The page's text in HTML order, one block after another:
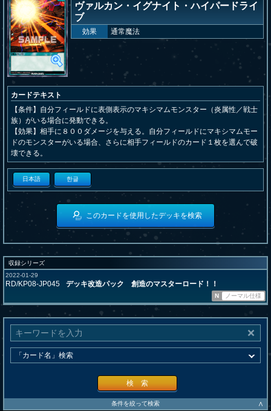
ヴァルカン・イグナイト・ハイパードライ
ブ
効果 通常魔法
カードテキスト
【条件】自分フィールドに表側表示のマキシマムモンスター（炎属性／戦士
族）がいる場合に発動できる。
【効果】相手に８００ダメージを与える。自分フィールドにマキシマムモー
ドのモンスターがいる場合、さらに相手フィールドのカード１枚を選んで破
壊できる。
日本語 한글
このカードを使用したデッキを検索
収録シリーズ
2022-01-29
RD/KP08-JP045 デッキ改造パック 創造のマスターロード！！
N ノーマル仕様
検 索
条件を絞って検索 ∧